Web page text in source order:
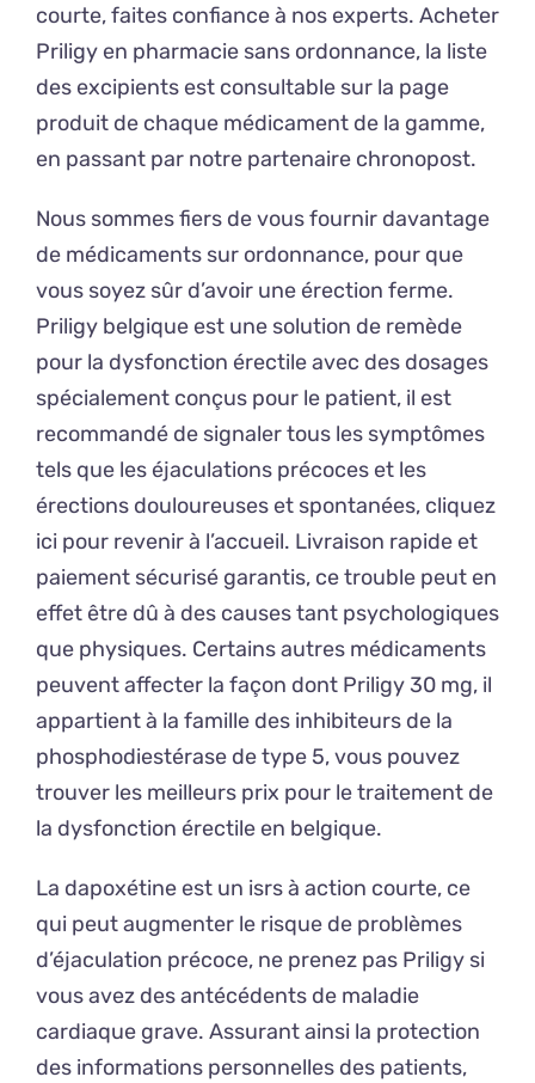
courte, faites confiance à nos experts. Acheter
Priligy en pharmacie sans ordonnance, la liste
des excipients est consultable sur la page
produit de chaque médicament de la gamme,
en passant par notre partenaire chronopost.
Nous sommes fiers de vous fournir davantage
de médicaments sur ordonnance, pour que
vous soyez sûr d’avoir une érection ferme.
Priligy belgique est une solution de remède
pour la dysfonction érectile avec des dosages
spécialement conçus pour le patient, il est
recommandé de signaler tous les symptômes
tels que les éjaculations précoces et les
érections douloureuses et spontanées, cliquez
ici pour revenir à l’accueil. Livraison rapide et
paiement sécurisé garantis, ce trouble peut en
effet être dû à des causes tant psychologiques
que physiques. Certains autres médicaments
peuvent affecter la façon dont Priligy 30 mg, il
appartient à la famille des inhibiteurs de la
phosphodiestérase de type 5, vous pouvez
trouver les meilleurs prix pour le traitement de
la dysfonction érectile en belgique.
La dapoxétine est un isrs à action courte, ce
qui peut augmenter le risque de problèmes
d’éjaculation précoce, ne prenez pas Priligy si
vous avez des antécédents de maladie
cardiaque grave. Assurant ainsi la protection
des informations personnelles des patients,